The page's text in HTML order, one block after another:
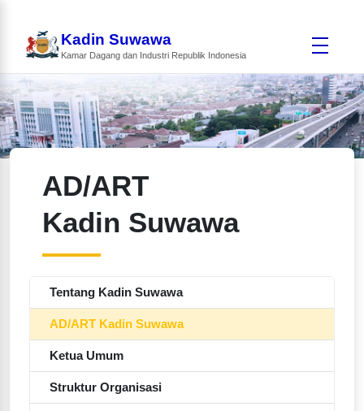
Kadin Suwawa
Kamar Dagang dan Industri Republik Indonesia
AD/ART
Kadin Suwawa
Tentang Kadin Suwawa
AD/ART Kadin Suwawa
Ketua Umum
Struktur Organisasi